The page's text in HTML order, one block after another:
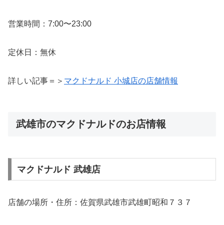
営業時間：7:00〜23:00
定休日：無休
詳しい記事＝＞ マクドナルド 小城店の店舗情報
武雄市のマクドナルドのお店情報
マクドナルド 武雄店
店舗の場所・住所：佐賀県武雄市武雄町昭和７３７